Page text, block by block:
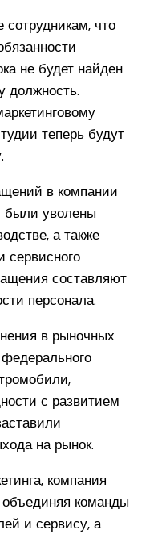
что
не будет найден
должность.
теперь будут
в компании
были уволены
а также
сервисного
составляют
персонала.
в рыночных
с развитием
на рынок.
компания
команды
и сервису, а